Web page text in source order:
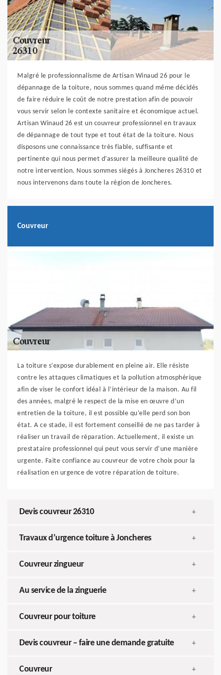
Malgré le professionnalisme de Artisan Winaud 26 pour le
dépannage de la toiture, nous sommes quand même décidés
de faire réduire le coût de notre prestation afin de pouvoir
vous servir selon le contexte sanitaire et économique actuel.
Artisan Winaud 26 est un couvreur professionnel en travaux
de dépannage de tout type et tout état de la toiture. Nous
disposons une connaissance très fiable, suffisante et
pertinente qui nous permet d’assurer la meilleure qualité de
notre intervention. Nous sommes siégés à Joncheres 26310 et
nous intervenons dans toute la région de Joncheres.
Couvreur
La toiture s’expose durablement en pleine air. Elle résiste
contre les attaques climatiques et la pollution atmosphérique
afin de viser le confort idéal à l’intérieur de la maison. Au fil
des années, malgré le respect de la mise en œuvre d’un
entretien de la toiture, il est possible qu’elle perd son bon
état. A ce stade, il est fortement conseillé de ne pas tarder à
réaliser un travail de réparation. Actuellement, il existe un
prestataire professionnel qui peut vous servir d’une manière
urgente. Faite confiance au couvreur de votre choix pour la
réalisation en urgence de votre réparation de toiture.
Devis couvreur 26310 +
Travaux d’urgence toiture à Joncheres +
Couvreur zingueur +
Au service de la zinguerie +
Couvreur pour toiture +
Devis couvreur – faire une demande gratuite +
Couvreur +